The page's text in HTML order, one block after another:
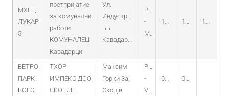
МХЕЦ
ЛУКАР
5
претпријатие
за комунални
работи
КОМУНАЛЕЦ
Кавадарци
Ул.
Индустриска
ББ
Кавадарци
PO
-
MHEC
14.05.2026 14.05.2026 14.05.2026
ВЕТРО
ПАРК
БОГОСЛОВЕЦ
ТХОР
ИМПЕКС ДОО
СКОПЈЕ
Максим
Горки 3а,
Скопје
PO
-
VEC
06.03.2024 01.03.2024